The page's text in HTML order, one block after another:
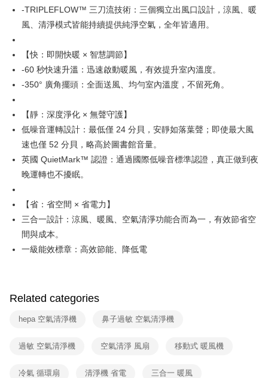
-TRIPLEFLOW™ 三刀流技術：三個獨立出風口設計，涼風、暖
風、清淨模式皆能持續提供純淨空氣，全年皆適用。
【快：即開快暖 × 智慧調節】
-60 秒快速升溫：迅速啟動暖風，有效提升室內溫度。
-350° 廣角擺頭：全面送風、均勻室內溫度，不留死角。
【靜：深度淨化 × 無聲守護】
低噪音運轉設計：最低僅 24 分貝，安靜如落葉聲；即使最大風
速也僅 52 分貝，略高於圖書館音量。
英國 QuietMark™ 認證：通過國際低噪音標準認證，真正做到夜
晚運轉也不擾眠。
【省：省空間 × 省電力】
三合一設計：涼風、暖風、空氣清淨功能合而為一，有效節省空
間與成本。
一級能效標章：高效節能、降低電
Related categories
hepa 空氣清淨機 鼻子過敏 空氣清淨機
過敏 空氣清淨機 空氣清淨 風扇 移動式 暖風機
冷氣 循環扇 清淨機 省電 三合一 暖風